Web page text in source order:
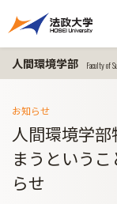
人間環境学部 Faculty of
お知らせ
人間環境学
まうという
らせ